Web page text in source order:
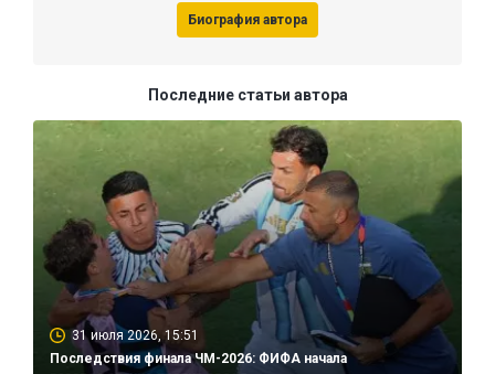
Биография автора
Последние статьи автора
31 июля 2026, 15:51
Последствия финала ЧМ-2026: ФИФА начала